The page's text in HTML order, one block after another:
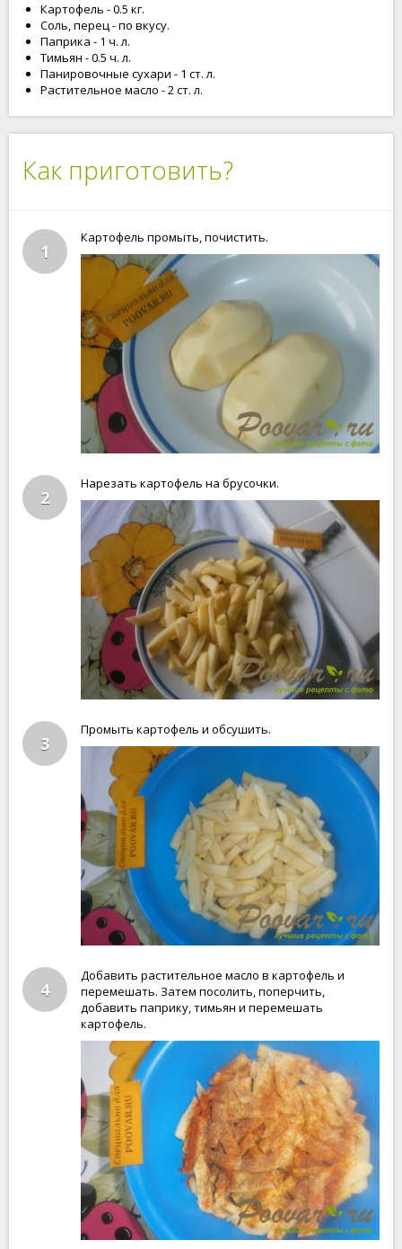
Картофель - 0.5 кг.
Соль, перец - по вкусу.
Паприка - 1 ч. л.
Тимьян - 0.5 ч. л.
Панировочные сухари - 1 ст. л.
Растительное масло - 2 ст. л.
Как приготовить?
1
Картофель промыть, почистить.
2
Нарезать картофель на брусочки.
3
Промыть картофель и обсушить.
4
Добавить растительное масло в картофель и
перемешать. Затем посолить, поперчить,
добавить паприку, тимьян и перемешать
картофель.